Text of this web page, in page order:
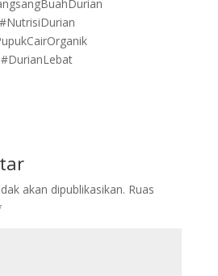
#NutrisiDurian
#DurianLebat
akan dipublikasikan. Ruas